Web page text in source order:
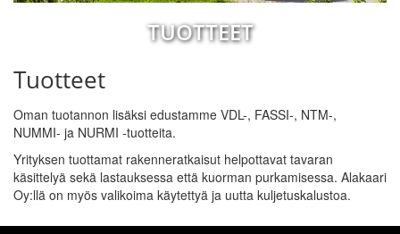
TUOTTEET
Tuotteet
Oman tuotannon lisäksi edustamme VDL-, FASSI-, NTM-,
NUMMI- ja NURMI -tuotteita.
Yrityksen tuottamat rakenneratkaisut helpottavat tavaran
käsittelyä sekä lastauksessa että kuorman purkamisessa. Alakaari
Oy:llä on myös valikoima käytettyä ja uutta kuljetuskalustoa.